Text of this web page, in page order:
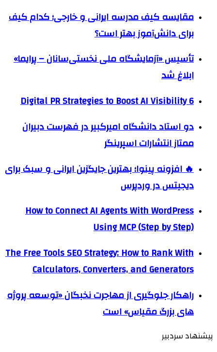
مقایسه کیف مدرسه ایرانی و خارجی؛ کدام کیف
برای دانش‌آموز بهتر است؟
تأسیس «آزمایشگاه ملی نخستی‌سانان – پرایما»
ابلاغ شد
6 Digital PR Strategies to Boost AI Visibility
دو استاد دانشگاه امیرکبیر در فهرست دبیران
ممتاز انتشارات اسپرینگر
🔥 افزونه پینوا؛ بهترین جایگزین ایرانی و سبک برای
دیجیتس در وردپرس
How to Connect AI Agents With WordPress
Using MCP (Step by Step)
The Free Tools SEO Strategy: How to Rank With
Calculators, Converters, and Generators
راهکار جلوگیری از مهاجرت نخبگان «توسعه پروژه
های بزرگ مقیاس» است
پیشنهاد سردبیر